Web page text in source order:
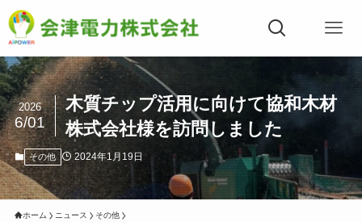
木質チップ活用に向けて協和木材
株式会社様を訪問しました
2026
6/01
その他 2024年1月19日
ホーム ニュース その他